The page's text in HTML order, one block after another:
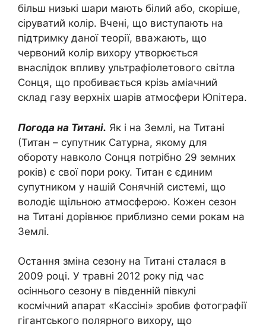
більш низькі шари мають білий або, скоріше,
сіруватий колір. Вчені, що виступають на
підтримку даної теорії, вважають, що
червоний колір вихору утворюється
внаслідок впливу ультрафіолетового світла
Сонця, що пробивається крізь аміачний
склад газу верхніх шарів атмосфери Юпітера.
Погода на Титані. Як і на Землі, на Титані
(Титан – супутник Сатурна, якому для
обороту навколо Сонця потрібно 29 земних
років) є свої пори року. Титан є єдиним
супутником у нашій Сонячній системі, що
володіє щільною атмосферою. Кожен сезон
на Титані дорівнює приблизно семи рокам на
Землі.
Остання зміна сезону на Титані сталася в
2009 році. У травні 2012 року під час
осіннього сезону в південній півкулі
космічний апарат «Кассіні» зробив фотографії
гігантського полярного вихору, що